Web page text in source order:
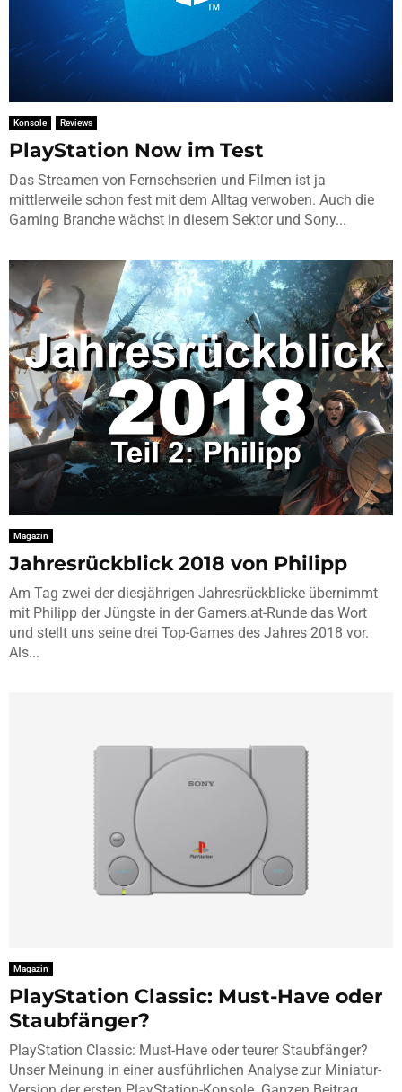
Konsole Reviews
PlayStation Now im Test
Das Streamen von Fernsehserien und Filmen ist ja
mittlerweile schon fest mit dem Alltag verwoben. Auch die
Gaming Branche wächst in diesem Sektor und Sony...
Magazin
Jahresrückblick 2018 von Philipp
Am Tag zwei der diesjährigen Jahresrückblicke übernimmt
mit Philipp der Jüngste in der Gamers.at-Runde das Wort
und stellt uns seine drei Top-Games des Jahres 2018 vor.
Als...
Magazin
PlayStation Classic: Must-Have oder
Staubfänger?
PlayStation Classic: Must-Have oder teurer Staubfänger?
Unser Meinung in einer ausführlichen Analyse zur Miniatur-